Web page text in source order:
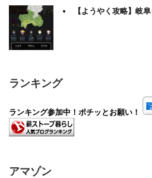
【ようやく攻略】岐
ランキング
ランキング参加中！ポチッとお願い！
アマゾン